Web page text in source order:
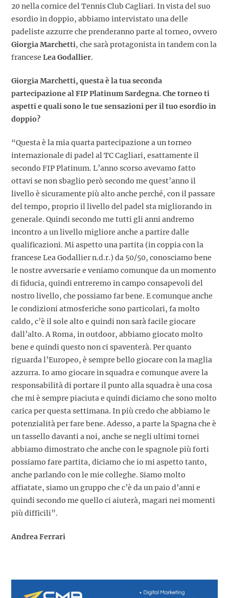
20 nella cornice del Tennis Club Cagliari. In vista del suo
esordio in doppio, abbiamo intervistato una delle
padeliste azzurre che prenderanno parte al torneo, ovvero
Giorgia Marchetti, che sarà protagonista in tandem con la
francese Lea Godallier.
Giorgia Marchetti, questa è la tua seconda
partecipazione al FIP Platinum Sardegna. Che torneo ti
aspetti e quali sono le tue sensazioni per il tuo esordio in
doppio?
“Questa è la mia quarta partecipazione a un torneo
internazionale di padel al TC Cagliari, esattamente il
secondo FIP Platinum. L’anno scorso avevamo fatto
ottavi se non sbaglio però secondo me quest’anno il
livello è sicuramente più alto anche perché, con il passare
del tempo, proprio il livello del padel sta migliorando in
generale. Quindi secondo me tutti gli anni andremo
incontro a un livello migliore anche a partire dalle
qualificazioni. Mi aspetto una partita (in coppia con la
francese Lea Godallier n.d.r.) da 50/50, conosciamo bene
le nostre avversarie e veniamo comunque da un momento
di fiducia, quindi entreremo in campo consapevoli del
nostro livello, che possiamo far bene. E comunque anche
le condizioni atmosferiche sono particolari, fa molto
caldo, c’è il sole alto e quindi non sarà facile giocare
dall’alto. A Roma, in outdoor, abbiamo giocato molto
bene e quindi questo non ci spaventerà. Per quanto
riguarda l’Europeo, è sempre bello giocare con la maglia
azzurra. Io amo giocare in squadra e comunque avere la
responsabilità di portare il punto alla squadra è una cosa
che mi è sempre piaciuta e quindi diciamo che sono molto
carica per questa settimana. In più credo che abbiamo le
potenzialità per fare bene. Adesso, a parte la Spagna che è
un tassello davanti a noi, anche se negli ultimi tornei
abbiamo dimostrato che anche con le spagnole più forti
possiamo fare partita, diciamo che io mi aspetto tanto,
anche parlando con le mie colleghe. Siamo molto
affiatate, siamo un gruppo che c’è da un paio d’anni e
quindi secondo me quello ci aiuterà, magari nei momenti
più difficili”.
Andrea Ferrari